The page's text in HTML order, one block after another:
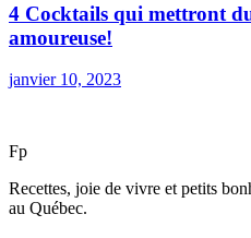
4 Cocktails qui mettront
amoureuse!
janvier 10, 2023
Fp
Recettes, joie de vivre et petits
au Québec.